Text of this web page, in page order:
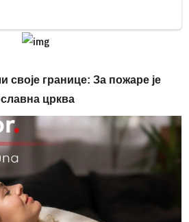
своје границе: За пожаре је
црква